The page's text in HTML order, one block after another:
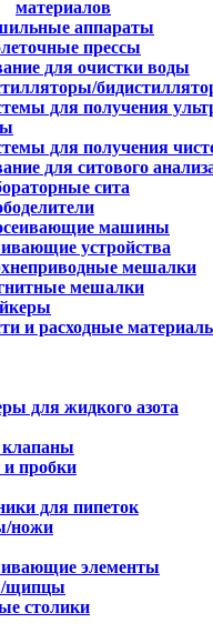
материалов
аппараты
прессы
для очистки воды
для получения
для получения
для ситового
сита
машины
устройства
мешалки
мешалки
и расходные
для жидкого азота
пробки
для пипеток
ножи
элементы
щипцы
столики